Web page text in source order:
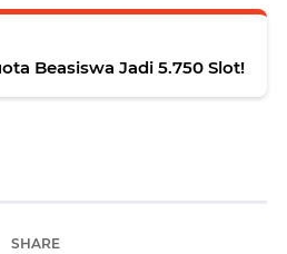
Beasiswa Jadi 5.750 Slot!
SHARE